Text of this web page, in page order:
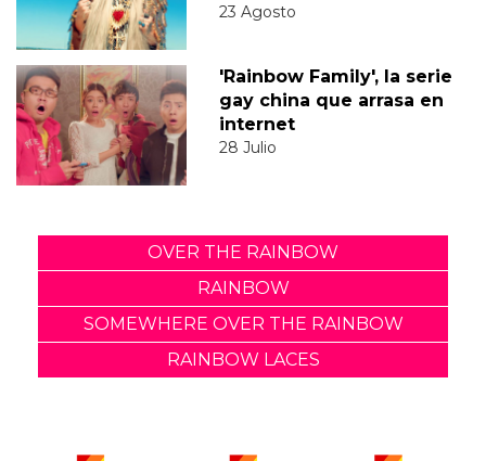
23 Agosto
'Rainbow Family', la serie
gay china que arrasa en
internet
28 Julio
OVER THE RAINBOW
RAINBOW
SOMEWHERE OVER THE RAINBOW
RAINBOW LACES